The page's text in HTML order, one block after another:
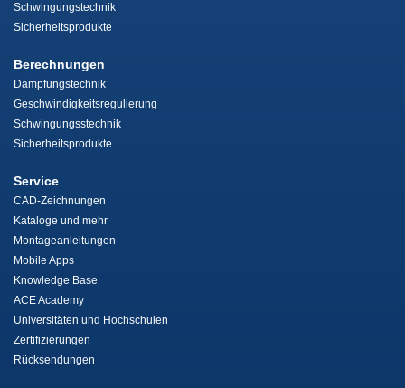
Schwingungstechnik
Sicherheitsprodukte
Berechnungen
Dämpfungstechnik
Geschwindigkeitsregulierung
Schwingungsstechnik
Sicherheitsprodukte
Service
CAD-Zeichnungen
Kataloge und mehr
Montageanleitungen
Mobile Apps
Knowledge Base
ACE Academy
Universitäten und Hochschulen
Zertifizierungen
Rücksendungen